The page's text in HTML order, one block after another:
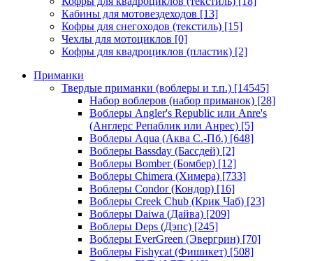
Кабины для мотовездеходов [13]
Кофры для снегоходов (текстиль) [15]
Чехлы для мотоциклов [0]
Кофры для квадроциклов (пластик) [2]
Приманки
Твердые приманки (воблеры и т.п.) [14545]
Набор воблеров (набор приманок) [28]
Воблеры Angler's Republic или Anre's
(Англерс Репаблик или Анрес) [5]
Воблеры Aqua (Аква С.-Пб.) [648]
Воблеры Bassday (Бассдей) [2]
Воблеры Bomber (Бомбер) [12]
Воблеры Chimera (Химера) [733]
Воблеры Condor (Кондор) [16]
Воблеры Creek Chub (Крик Чаб) [23]
Воблеры Daiwa (Дайва) [209]
Воблеры Deps (Дэпс) [245]
Воблеры EverGreen (Эвергрин) [70]
Воблеры Fishycat (Фишикет) [508]